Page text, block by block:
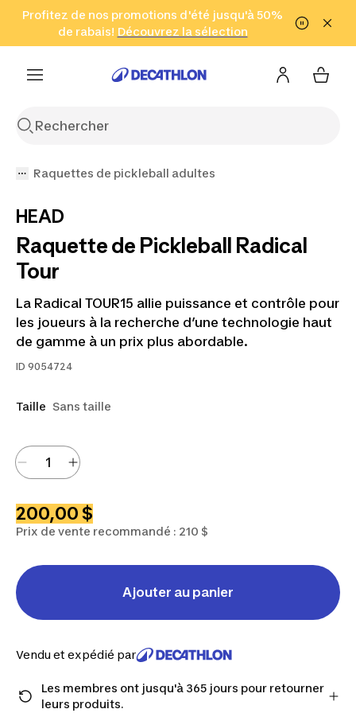
Aller à la recherche Aller au contenu Aller au pied de
Profitez de nos promotions d'été jusqu'à 50%
de rabais! Découvrez la sélection
Cliquez ici
en seulement 2 h!
(Zones sélectionnées)
Raquettes de pickleball adultes
HEAD
Raquette de Pickleball Radical
Tour
La Radical TOUR15 allie puissance et contrôle pour
les joueurs à la recherche d’une technologie haut
de gamme à un prix plus abordable.
ID 9054724
Taille Sans taille
200,00 $
Prix de vente recommandé : 210 $
Ajouter au panier
Vendu et expédié par
Les membres ont jusqu'à 365 jours pour retourner
leurs produits.